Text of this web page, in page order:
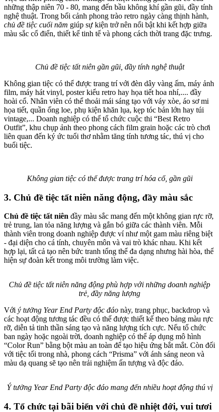
những thập niên 70 - 80, mang đến bầu không khí gần gũi, đầy tính
nghệ thuật. Trong bối cảnh phong trào retro ngày càng thịnh hành,
chủ đề tiệc cuối năm giúp sự kiện trở nên nổi bật khi kết hợp giữa
màu sắc cổ điển, thiết kế tinh tế và phong cách thời trang đặc trưng.
Chủ đề tiệc tất niên gần gũi, đầy tính nghệ thuật
Không gian tiệc có thể được trang trí với đèn dây vàng ấm, máy ảnh
film, máy hát vinyl, poster kiểu retro hay họa tiết hoa nhí,.... đầy
hoài cổ. Nhân viên có thể thoải mái sáng tạo với váy xòe, áo sơ mi
họa tiết, quần ống loe, phụ kiện khăn lụa, kẹp tóc bản lớn hay túi
vintage,... Doanh nghiệp có thể tổ chức cuộc thi “Best Retro
Outfit”, khu chụp ảnh theo phong cách film grain hoặc các trò chơi
liên quan đến ký ức tuổi thơ nhằm tăng tính tương tác, thú vị cho
buổi tiệc.
Không gian tiệc có thể được trang trí hóa cổ, gần gũi
3. Chủ đề tiệc tất niên năng động, đầy màu sắc
Chủ đề tiệc tất niên đầy màu sắc mang đến một không gian rực rỡ,
trẻ trung, lan tỏa năng lượng và gắn bó giữa các thành viên. Mỗi
thành viên trong doanh nghiệp được ví như một gam màu riêng biệt
- đại diện cho cá tính, chuyên môn và vai trò khác nhau. Khi kết
hợp lại, tất cả tạo nên bức tranh tổng thể đa dạng nhưng hài hòa, thể
hiện sự đoàn kết trong môi trường làm việc.
Chủ đề tiệc tất niên năng động phù hợp với những doanh nghiệp
trẻ, đầy năng lượng
Với ý tưởng Year End Party độc đáo này, trang phục, backdrop và
các hoạt động tương tác đều có thể được thiết kế theo bảng màu rực
rỡ, diễn tả tinh thần sáng tạo và năng lượng tích cực. Nếu tổ chức
ban ngày hoặc ngoài trời, doanh nghiệp có thể áp dụng mô hình
“Color Run” bằng bột màu an toàn để tạo hiệu ứng bắt mắt. Còn đối
với tiệc tối trong nhà, phong cách “Prisma” với ánh sáng neon và
màu dạ quang sẽ tạo nên trải nghiệm ấn tượng và độc đáo.
Ý tưởng Year End Party độc đáo mang đến nhiều hoạt động thú vị
4. Tổ chức tại bãi biển với chủ đề nhiệt đới, vui tươi